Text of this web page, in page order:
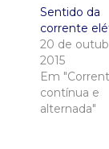
Sentido da
corrente
20 de
2015
Em
contínua e
alternada"